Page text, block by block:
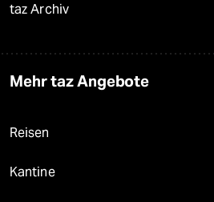
taz Archiv
Mehr taz Angebote
Reisen
Kantine